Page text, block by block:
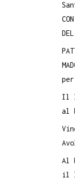
Il
al
Al
il